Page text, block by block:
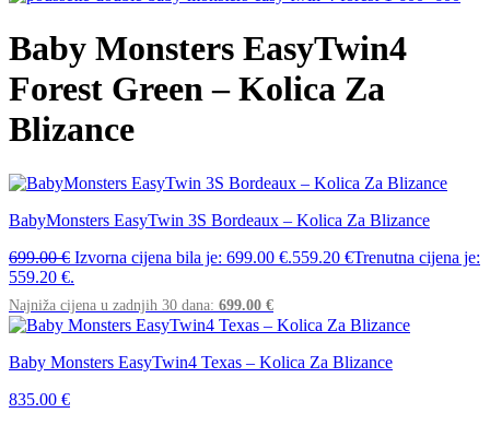
Baby Monsters EasyTwin4
Forest Green – Kolica Za
Blizance
BabyMonsters EasyTwin 3S Bordeaux – Kolica Za Blizance
699.00€ Izvorna cijena bila je: 699.00 €.559.20 €Trenutna cijena je:
559.20 €.
Najniža cijena u zadnjih 30 dana: 699.00 €
Baby Monsters EasyTwin4 Texas – Kolica Za Blizance
835.00 €